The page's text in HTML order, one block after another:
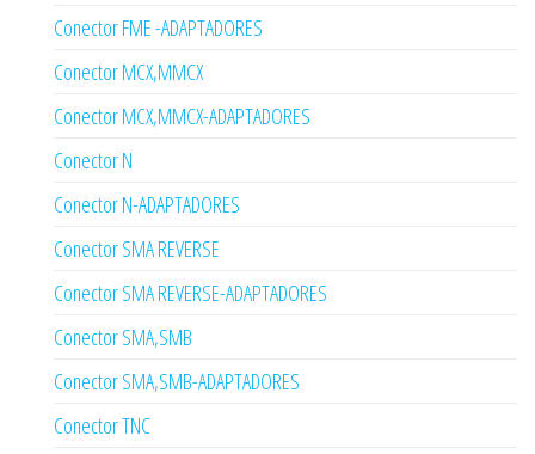
Conector FME -ADAPTADORES
Conector MCX,MMCX
Conector MCX,MMCX-ADAPTADORES
Conector N
Conector N-ADAPTADORES
Conector SMA REVERSE
Conector SMA REVERSE-ADAPTADORES
Conector SMA,SMB
Conector SMA,SMB-ADAPTADORES
Conector TNC